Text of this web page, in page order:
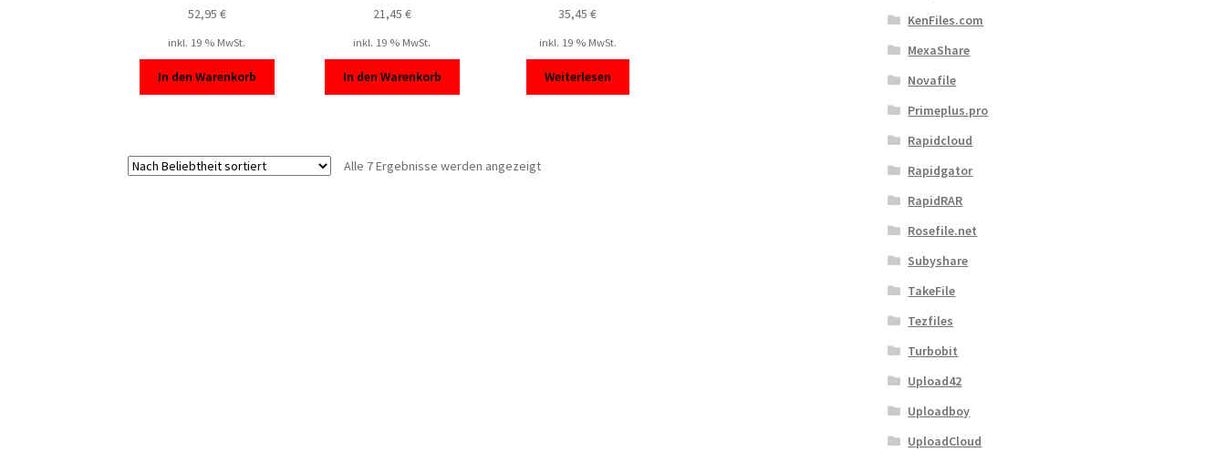
52,95 €
inkl. 19 % MwSt.
In den Warenkorb
21,45 €
inkl. 19 % MwSt.
In den Warenkorb
35,45€
inkl. 19 % MwSt.
Weiterlesen
Alle 7 Ergebnisse werden angezeigtNach
KenFiles.com
MexaShare
Novafile
Primeplus.pro
Rapidcloud
Rapidgator
RapidRAR
Rosefile.net
Subyshare
TakeFile
Tezfiles
Turbobit
Upload42
Uploadboy
UploadCloud